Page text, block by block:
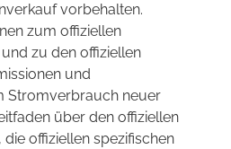
vorbehalten.
zum offiziellen
zu den offiziellen
und
Stromverbrauch neuer
über den offiziellen
offiziellen spezifischen